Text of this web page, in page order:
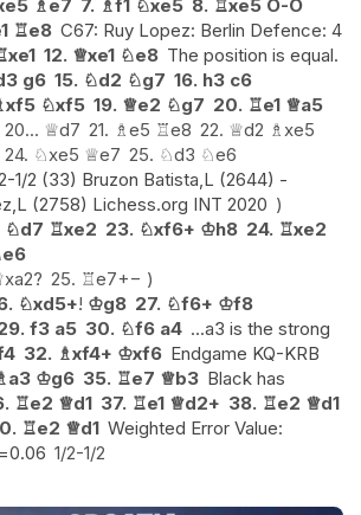
♗e7 7. ♗f1 ♘xe5 8. ♖xe5 O-O
♖e8 C67: Ruy Lopez: Berlin Defence: 4
xe1 12. ♕xe1 ♘e8 The position is equal.
g6 15. ♘d2 ♘g7 16. h3 c6
xf5 ♘xf5 19. ♕e2 ♘g7 20. ♖e1 ♕a5
20... ♕d7 21. ♗e5 ♖e8 22. ♕d2 ♗xe5
24. ♘xe5 ♕e7 25. ♘d3 ♘e6
1/2 (33) Bruzon Batista,L (2644) -
(2758) Lichess.org INT 2020
♘d7 ♖xe2 23. ♘xf6+ ♔h8 24. ♖xe2
e6
xa2? 25. ♖e7+−
♘xd5+! ♔g8 27. ♘f6+ ♔f8
f3 a5 30. ♘f6 a4 ...a3 is the strong
32. ♗xf4+ ♔xf6 Endgame KQ-KRB
a3 ♔g6 35. ♖e7 ♕b3 Black has
♖e2 ♕d1 37. ♖e1 ♕d2+ 38. ♖e2 ♕d1
♖e2 ♕d1 Weighted Error Value:
1/2-1/2